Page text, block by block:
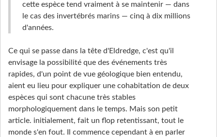
cette espèce tend vraiment à se maintenir — dans
le cas des invertébrés marins — cinq à dix millions
d'années.
Ce qui se passe dans la tête d'Eldredge, c'est qu'il
envisage la possibilité que des événements très
rapides, d'un point de vue géologique bien entendu,
aient eu lieu pour expliquer une cohabitation de deux
espèces qui sont chacune très stables
morphologiquement dans le temps. Mais son petit
article. initialement, fait un flop retentissant, tout le
monde s'en fout. Il commence cependant à en parler